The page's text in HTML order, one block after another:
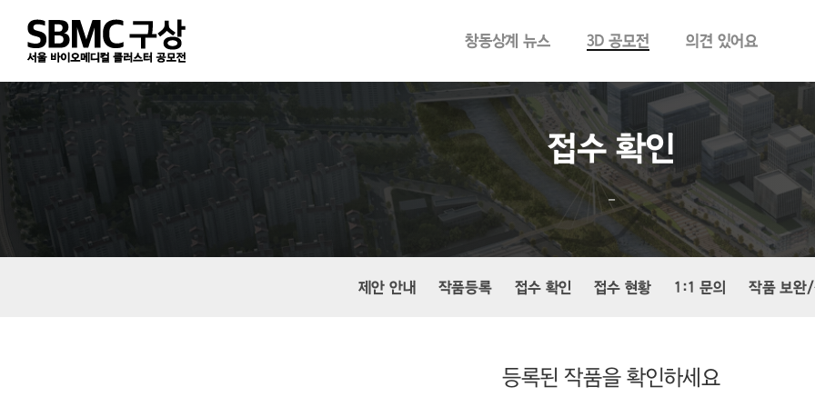
content
창동상계 뉴스 3D 공모전 의견 있어요
접수 확인
–
제안 안내 작품등록 접수 확인 접수 현황 1:1 문의 작품 보완
등록된 작품을 확인하세요